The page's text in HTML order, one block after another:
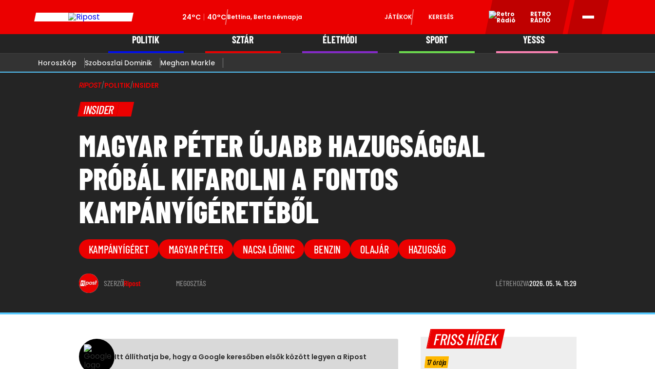
24°C 40°CBettina, Berta névnapja JÁTÉKOK KERESÉS RETRO
RÁDIÓ
POLITIK SZTÁR ÉLETMÓDI SPORT YESSS
Horoszkóp Szoboszlai Dominik Meghan Markle
RIPOST/POLITIK/INSIDER
INSIDER
MAGYAR PÉTER ÚJABB HAZUGSÁGGAL
PRÓBÁL KIFAROLNI A FONTOS
KAMPÁNYÍGÉRETÉBŐL
KAMPÁNYÍGÉRET MAGYAR PÉTER NACSA LŐRINC BENZIN OLAJÁR HAZUGSÁG
SZERZŐRipost MEGOSZTÁS LÉTREHOZVA2026. 05. 14. 11:29
Itt állíthatja be, hogy a Google keresőben elsők között legyen a Ripost
FRISS HÍREK
17 órája